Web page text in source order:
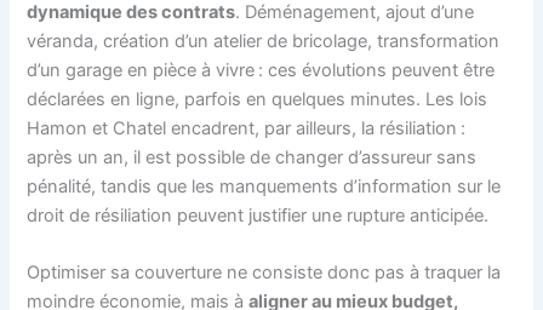
dynamique des contrats. Déménagement, ajout d’une
véranda, création d’un atelier de bricolage, transformation
d’un garage en pièce à vivre : ces évolutions peuvent être
déclarées en ligne, parfois en quelques minutes. Les lois
Hamon et Chatel encadrent, par ailleurs, la résiliation :
après un an, il est possible de changer d’assureur sans
pénalité, tandis que les manquements d’information sur le
droit de résiliation peuvent justifier une rupture anticipée.
Optimiser sa couverture ne consiste donc pas à traquer la
moindre économie, mais àaligner au mieux budget,